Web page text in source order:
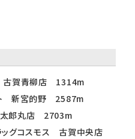
古賀青柳店 1314m
ト 新宮的野 2587m
太郎丸店 2703m
ッグコスモス 古賀中央店